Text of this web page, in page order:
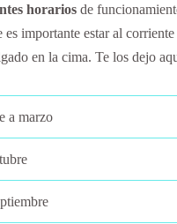
horarios de
es importante estar al
en la cima. Te los dejo
a marzo